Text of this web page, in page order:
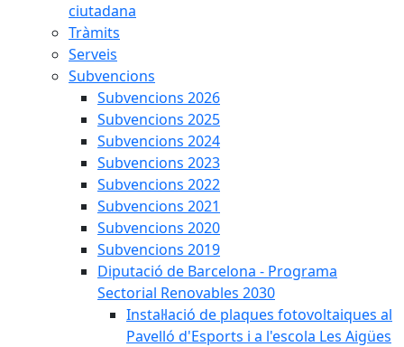
ciutadana
Tràmits
Serveis
Subvencions
Subvencions 2026
Subvencions 2025
Subvencions 2024
Subvencions 2023
Subvencions 2022
Subvencions 2021
Subvencions 2020
Subvencions 2019
Diputació de Barcelona - Programa
Sectorial Renovables 2030
Instal·lació de plaques fotovoltaiques al
Pavelló d'Esports i a l'escola Les Aigües